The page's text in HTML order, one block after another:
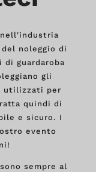
noleggio di
guardaroba
gli
utilizzati per
quindi di
e sicuro. I
evento
sempre al